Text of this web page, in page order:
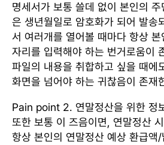
명세서가 보통 쓸데 없이 본인의
은 생년월일로 암호화가 되어 발송
서 여러개를 열어볼 때마다 항상
자리를 입력해야 하는 번거로움이
파일의 내용을 취합하고 싶을 때에
화면을 넘어야 하는 귀찮음이 존재
Pain point 2. 연말정산을 위한 정
또한 보통 이 즈음이면, 연말정산
항상 본인의 연말정산 예상 환급액/